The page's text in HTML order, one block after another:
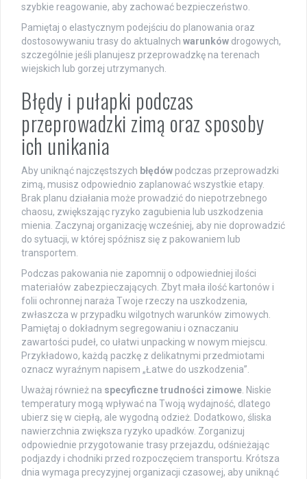
szybkie reagowanie, aby zachować bezpieczeństwo.
Pamiętaj o elastycznym podejściu do planowania oraz
dostosowywaniu trasy do aktualnych warunków drogowych,
szczególnie jeśli planujesz przeprowadzkę na terenach
wiejskich lub gorzej utrzymanych.
Błędy i pułapki podczas
przeprowadzki zimą oraz sposoby
ich unikania
Aby uniknąć najczęstszych błędów podczas przeprowadzki
zimą, musisz odpowiednio zaplanować wszystkie etapy.
Brak planu działania może prowadzić do niepotrzebnego
chaosu, zwiększając ryzyko zagubienia lub uszkodzenia
mienia. Zaczynaj organizację wcześniej, aby nie doprowadzić
do sytuacji, w której spóźnisz się z pakowaniem lub
transportem.
Podczas pakowania nie zapomnij o odpowiedniej ilości
materiałów zabezpieczających. Zbyt mała ilość kartonów i
folii ochronnej naraża Twoje rzeczy na uszkodzenia,
zwłaszcza w przypadku wilgotnych warunków zimowych.
Pamiętaj o dokładnym segregowaniu i oznaczaniu
zawartości pudeł, co ułatwi unpacking w nowym miejscu.
Przykładowo, każdą paczkę z delikatnymi przedmiotami
oznacz wyraźnym napisem „Łatwe do uszkodzenia”.
Uważaj również na specyficzne trudności zimowe. Niskie
temperatury mogą wpływać na Twoją wydajność, dlatego
ubierz się w ciepłą, ale wygodną odzież. Dodatkowo, śliska
nawierzchnia zwiększa ryzyko upadków. Zorganizuj
odpowiednie przygotowanie trasy przejazdu, odśnieżając
podjazdy i chodniki przed rozpoczęciem transportu. Krótsza
dnia wymaga precyzyjnej organizacji czasowej, aby uniknąć